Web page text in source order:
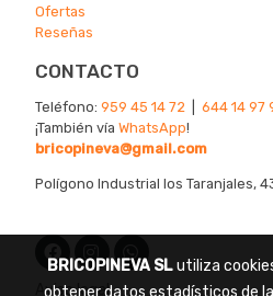
Ofertas
Reseñas
CONTACTO
Teléfono: 959 45 14 72
644 14 97
¡También vía WhatsApp!
bricopineva@gmail.com
Polígono Industrial los Taranjales,
Aviso legal
BRICOPINEVA SLutiliza
obtener datos estadísticos de